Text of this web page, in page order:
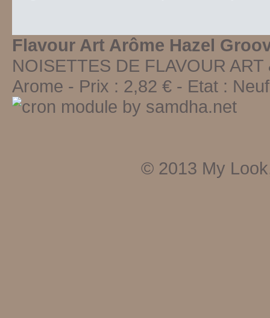
Flavour Art Arôme Hazel
NOISETTES DE FLAVOUR ART
Arome - Prix : 2,82 € - Etat :
© 2013 My Look